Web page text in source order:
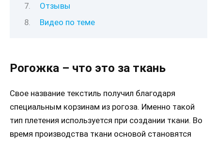
Отзывы
Видео по теме
Рогожка – что это за ткань
Свое название текстиль получил благодаря
специальным корзинам из рогоза. Именно такой
тип плетения используется при создании ткани. Во
время производства ткани основой становятся